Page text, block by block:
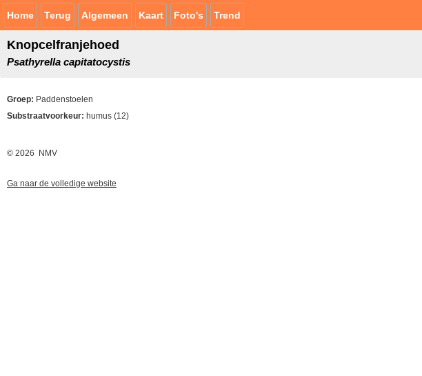
Home Terug Algemeen Kaart Foto's Trend
Knopcelfranjehoed
Psathyrella capitatocystis
Groep: Paddenstoelen
Substraatvoorkeur: humus (12)
© 2026 NMV
Ga naar de volledige website